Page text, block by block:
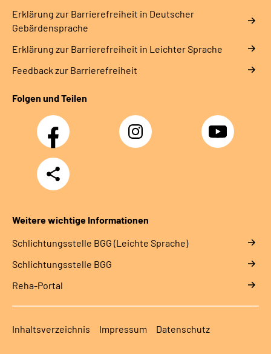
Erklärung zur Barrierefreiheit in Deutscher
Gebärdensprache
Erklärung zur Barrierefreiheit in Leichter Sprache
Feedback zur Barrierefreiheit
Folgen und Teilen
Facebook Instagram YouTube
Teilen
Weitere wichtige Informationen
Schlich­tungs­stel­le BGG (Leichte Sprache)
Schlich­tungs­stel­le BGG
Reha-Portal
Inhaltsverzeichnis Impressum Datenschutz